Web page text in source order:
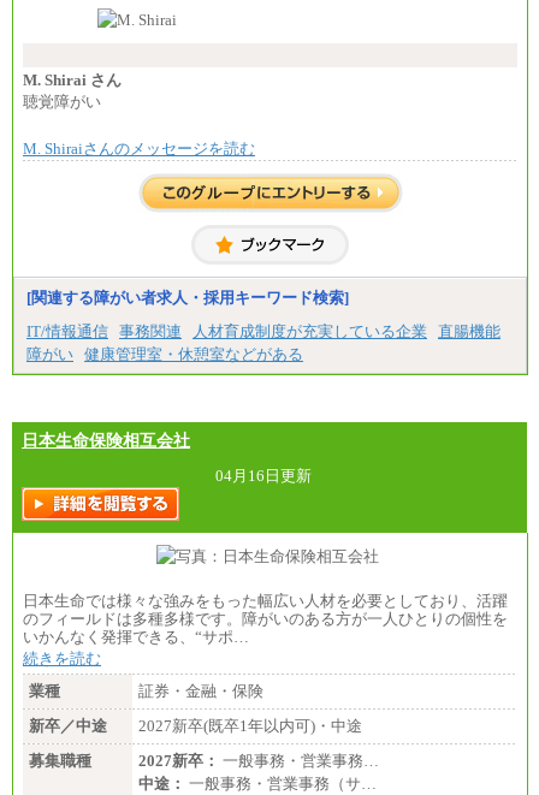
⑲東京：月給202,000 円以上 、京都：月給193,000 円
異なります
※試用期間中も給与に変更はございません。
い職責を担う方については、さらに高い金額を個別
※上記に加え、所定労働時間外に勤務をした場
※試用期間中も給与に変更はございません。
＜募集各社・全職種共通＞
月給21万円以上～
※試用期間中の給与に変更はありません。
ます。
M. Shirai さん
聴覚障がい
M. Shiraiさんのメッセージを読む
[関連する障がい者求人・採用キーワード検索]
IT/情報通信 事務関連 人材育成制度が充実している企業
直腸機能
障がい 健康管理室・休憩室などがある
日本生命保険相互会社
04月16日更新
日本生命では様々な強みをもった幅広い人材を必要としており、活躍
のフィールドは多種多様です。障がいのある方が一人ひとりの個性を
いかんなく発揮できる、“サポ…
続きを読む
業種
証券・金融・保険
新卒／中途
2027新卒(既卒1年以内可)・中途
募集職種
2027新卒： 一般事務・営業事務…
中途： 一般事務・営業事務（サ…